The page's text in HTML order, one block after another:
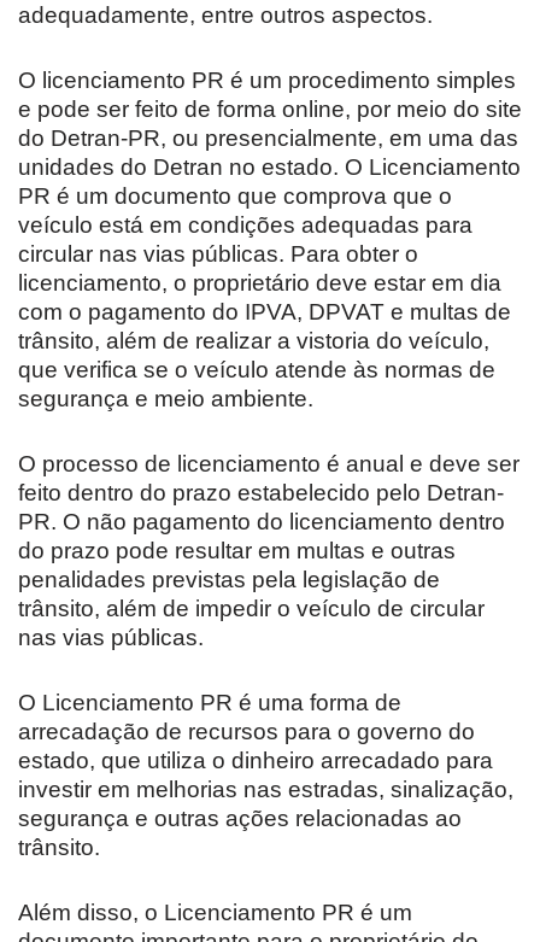
adequadamente, entre outros aspectos.
O licenciamento PR é um procedimento simples
e pode ser feito de forma online, por meio do site
do Detran-PR, ou presencialmente, em uma das
unidades do Detran no estado. O Licenciamento
PR é um documento que comprova que o
veículo está em condições adequadas para
circular nas vias públicas. Para obter o
licenciamento, o proprietário deve estar em dia
com o pagamento do IPVA, DPVAT e multas de
trânsito, além de realizar a vistoria do veículo,
que verifica se o veículo atende às normas de
segurança e meio ambiente.
O processo de licenciamento é anual e deve ser
feito dentro do prazo estabelecido pelo Detran-
PR. O não pagamento do licenciamento dentro
do prazo pode resultar em multas e outras
penalidades previstas pela legislação de
trânsito, além de impedir o veículo de circular
nas vias públicas.
O Licenciamento PR é uma forma de
arrecadação de recursos para o governo do
estado, que utiliza o dinheiro arrecadado para
investir em melhorias nas estradas, sinalização,
segurança e outras ações relacionadas ao
trânsito.
Além disso, o Licenciamento PR é um